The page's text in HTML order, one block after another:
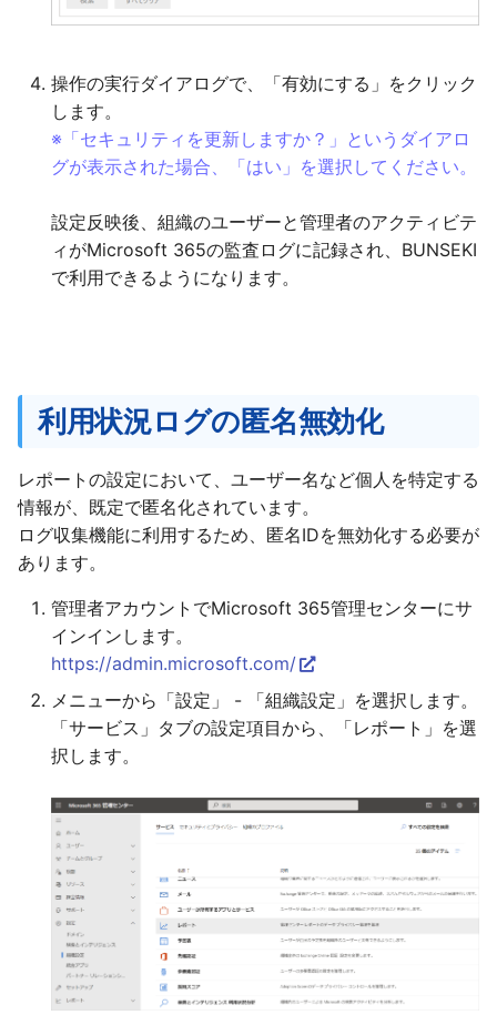
操作の実行ダイアログで、「有効にする」をクリック
します。
※「セキュリティを更新しますか？」というダイアロ
グが表示された場合、「はい」を選択してください。
設定反映後、組織のユーザーと管理者のアクティビテ
ィがMicrosoft 365の監査ログに記録され、BUNSEKI
で利用できるようになります。
利用状況ログの匿名無効化
レポートの設定において、ユーザー名など個人を特定する
情報が、既定で匿名化されています。
ログ収集機能に利用するため、匿名IDを無効化する必要が
あります。
管理者アカウントでMicrosoft 365管理センターにサ
インインします。
https://admin.microsoft.com/
メニューから「設定」 - 「組織設定」を選択します。
「サービス」タブの設定項目から、「レポート」を選
択します。